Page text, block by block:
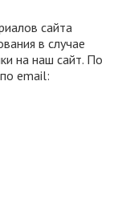
сайта
в случае
на наш сайт. По
email: